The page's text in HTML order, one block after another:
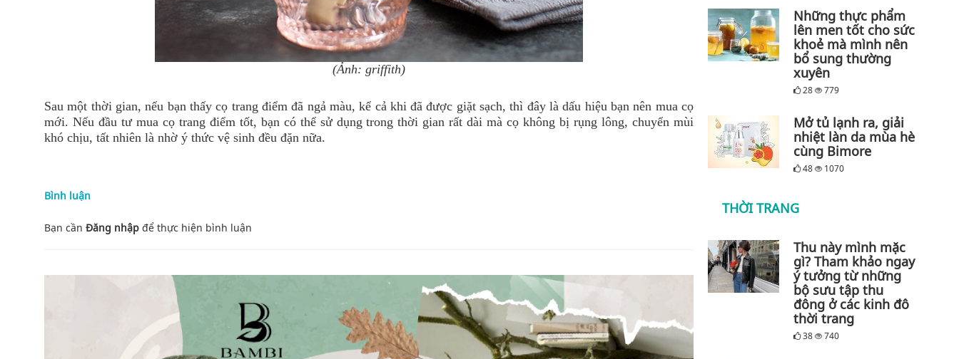
(Ảnh: griffith)
Sau một thời gian, nếu bạn thấy cọ trang điểm đã ngả màu, kể cả khi đã được giặt sạch, thì đây là dấu hiệu bạn nên mua cọ
mới. Nếu đầu tư mua cọ trang điểm tốt, bạn có thể sử dụng trong thời gian rất dài mà cọ không bị rụng lông, chuyển mùi
khó chịu, tất nhiên là nhờ ý thức vệ sinh đều đặn nữa.
Bình luận
Bạn cần Đăng nhập để thực hiện bình luận
Những thực phẩm
lên men tốt cho sức
khoẻ mà mình nên
bổ sung thường
xuyên
28 779
Mở tủ lạnh ra, giải
nhiệt làn da mùa hè
cùng Bimore
48 1070
THỜI TRANG
Thu này mình mặc
gì? Tham khảo ngay
ý tưởng từ những
bộ sưu tập thu
đông ở các kinh đô
thời trang
38 740